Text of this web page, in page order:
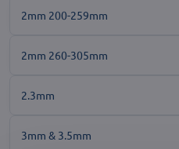
2mm 200-259mm
2mm 260-305mm
2.3mm
3mm & 3.5mm